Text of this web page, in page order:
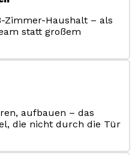
Zimmer-Haushalt – als
statt großem
aufbauen – das
die nicht durch die Tür